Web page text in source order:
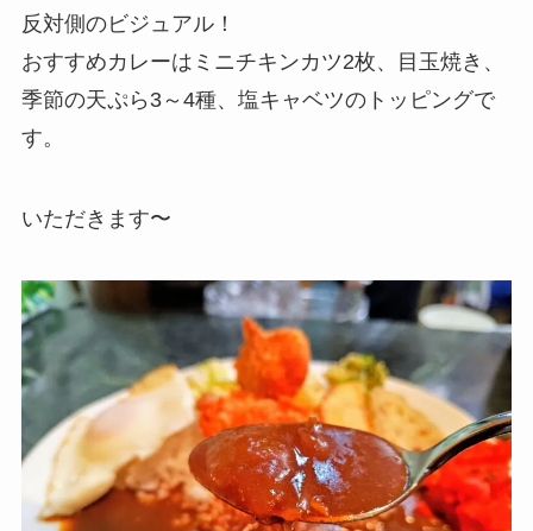
反対側のビジュアル！
おすすめカレーはミニチキンカツ2枚、目玉焼き、
季節の天ぷら3～4種、塩キャベツのトッピングで
す。
いただきます〜